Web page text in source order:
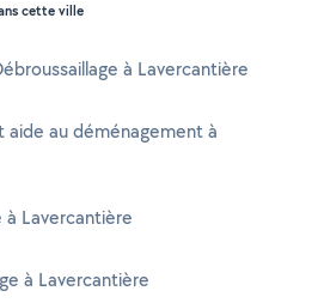
cette ville
à Lavercantière
au déménagement à
Lavercantière
à Lavercantière